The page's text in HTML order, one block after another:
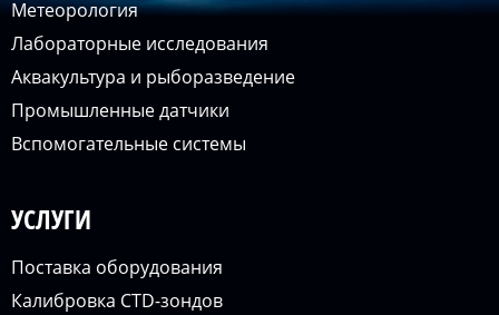
Метеорология
Лабораторные исследования
Аквакультура и рыборазведение
Промышленные датчики
Вспомогательные системы
УСЛУГИ
Поставка оборудования
Калибровка CTD-зондов